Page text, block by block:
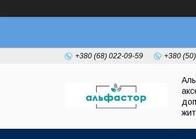
+380 (68) 022-09-59 +380